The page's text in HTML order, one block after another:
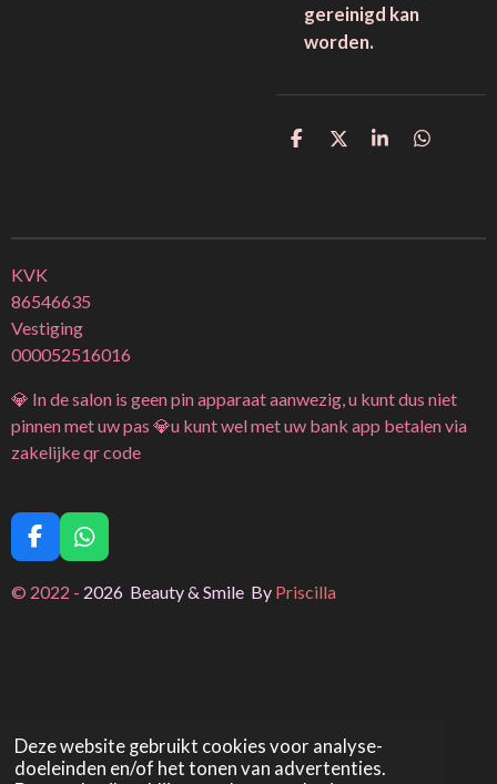
Deze website gebruikt cookies voor analyse-
doeleinden en/of het tonen van advertenties.
gereinigd kan
worden.
D
D
S
D
KVK
86546635
Vestiging
000052516016
💎 In de salon is geen pin apparaat aanwezig, u kunt dus niet
pinnen met uw pas 💎u kunt wel met uw bank app betalen via
zakelijke qr code
F
a
c
W
h
a
© 2022 - 2026 Beauty & Smile By Priscilla